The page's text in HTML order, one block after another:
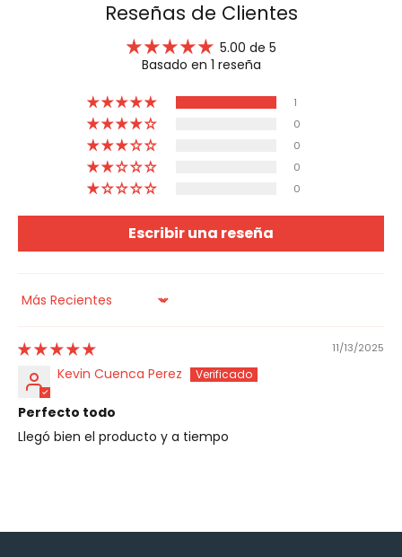
Reseñas de Clientes
5.00 de 5
Basado en 1 reseña
1
0
0
0
0
Escribir una reseña
Sort by
11/13/2025
Kevin Cuenca Perez
Perfecto todo
Llegó bien el producto y a tiempo